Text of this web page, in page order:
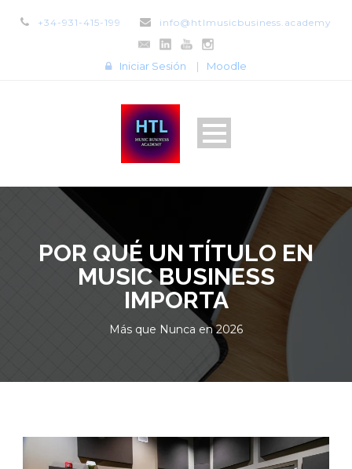
+34-931-415-199 info@htlmusicbusiness.academy
Iniciar Sesión | Moodle
POR QUÉ UN TÍTULO EN
MUSIC BUSINESS
IMPORTA
Más que Nunca en 2026